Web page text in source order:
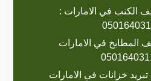
الكنب في الامارات :
المطابخ في الامارات
خزانات في الامارات